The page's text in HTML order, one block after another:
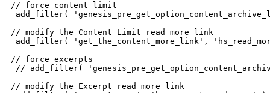
// force content limit
add_filter(
// modify the Content Limit read more link
add_filter( 'get_the_content_more_link',
// force excerpts
// add_filter(
// modify the Excerpt read more link